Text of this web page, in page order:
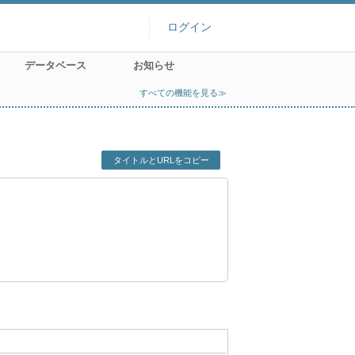
ログイン
データベース お知らせ
すべての機能を見る≫
タイトルとURLをコピー